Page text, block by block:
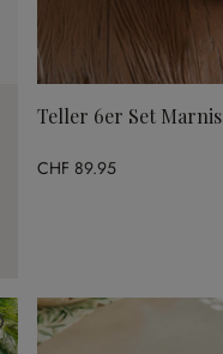
Teller 6er Set Marnis
CHF 89.95